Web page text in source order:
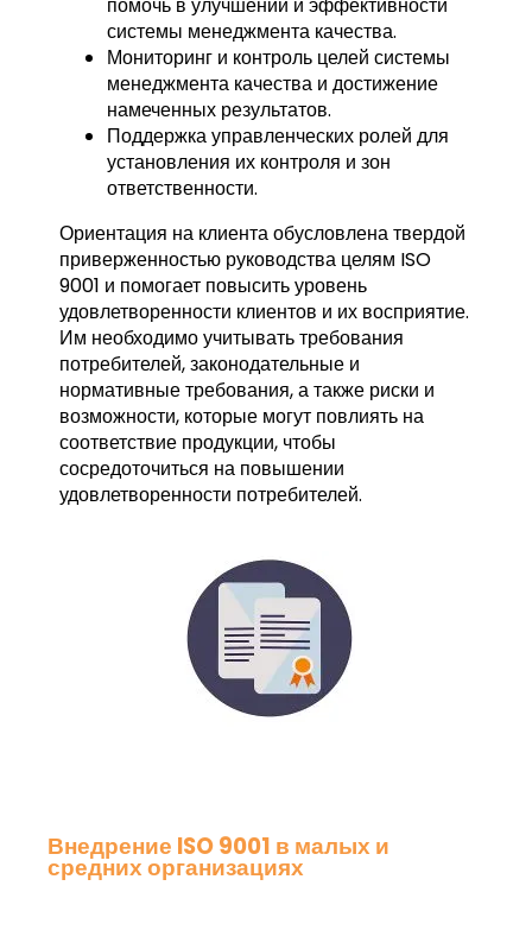
системы менеджмента качества.
Мониторинг и контроль целей системы
менеджмента качества и достижение
намеченных результатов.
Поддержка управленческих ролей для
установления их контроля и зон
ответственности.
Ориентация на клиента обусловлена твердой
приверженностью руководства целям ISO
9001 и помогает повысить уровень
удовлетворенности клиентов и их восприятие.
Им необходимо учитывать требования
потребителей, законодательные и
нормативные требования, а также риски и
возможности, которые могут повлиять на
соответствие продукции, чтобы
сосредоточиться на повышении
удовлетворенности потребителей.
Внедрение ISO 9001 в малых и
средних организациях